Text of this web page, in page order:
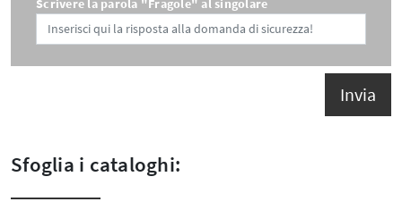
Scrivere la parola "Fragole" al singolare
Invia
Sfoglia i cataloghi: